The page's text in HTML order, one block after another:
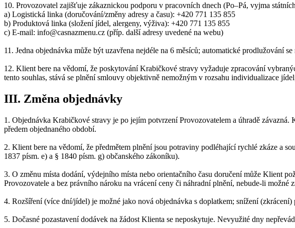
10. Provozovatel zajišťuje zákaznickou podporu v pracovních dnech (Po–Pá, vyjma
a) Logistická linka (doručování/změny adresy a času): +420 771 135 855
b) Produktová linka (složení jídel, alergeny, výživa): +420 771 135 855
c) E-mail: info@casnazmenu.cz (příp. další adresy uvedené na webu)
11. Jedna objednávka může být uzavřena nejdéle na 6 měsíců; automatické
12. Klient bere na vědomí, že poskytování Krabičkové stravy vyžaduje zpracování
tento souhlas, stává se plnění smlouvy objektivně nemožným v rozsahu individualizace
III. Změna objednávky
1. Objednávka Krabičkové stravy je po jejím potvrzení Provozovatelem a úhradě
předem objednaného období.
2. Klient bere na vědomí, že předmětem plnění jsou potraviny podléhající rychlé zkáze a
1837 písm. e) a § 1840 písm. g) občanského zákoníku).
3. O změnu místa dodání, výdejního místa nebo orientačního času doručení může Klient
Provozovatele a bez právního nároku na vrácení ceny či náhradní plnění, nebude-li možné
4. Rozšíření (více dní/jídel) je možné jako nová objednávka s doplatkem; snížení
5. Dočasné pozastavení dodávek na žádost Klienta se neposkytuje. Nevyužité dny